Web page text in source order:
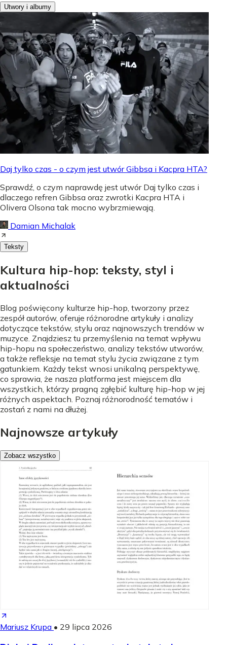
Utwory i albumy
Daj tylko czas - o czym jest utwór Gibbsa i Kacpra HTA?
Sprawdź, o czym naprawdę jest utwór Daj tylko czas i
dlaczego refren Gibbsa oraz zwrotki Kacpra HTA i
Olivera Olsona tak mocno wybrzmiewają.
Damian Michalak
Teksty
Kultura hip-hop: teksty, styl i
aktualności
Blog poświęcony kulturze hip-hop, tworzony przez
zespół autorów, oferuje różnorodne artykuły i analizy
dotyczące tekstów, stylu oraz najnowszych trendów w
muzyce. Znajdziesz tu przemyślenia na temat wpływu
hip-hopu na społeczeństwo, analizy tekstów utworów,
a także refleksje na temat stylu życia związane z tym
gatunkiem. Każdy tekst wnosi unikalną perspektywę,
co sprawia, że nasza platforma jest miejscem dla
wszystkich, którzy pragną zgłębić kulturę hip-hop w jej
różnych aspektach. Poznaj różnorodność tematów i
zostań z nami na dłużej.
Najnowsze artykuły
Zobacz wszystko
Mariusz Krupa • 29 lipca 2026